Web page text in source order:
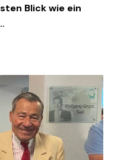
Blick wie ein